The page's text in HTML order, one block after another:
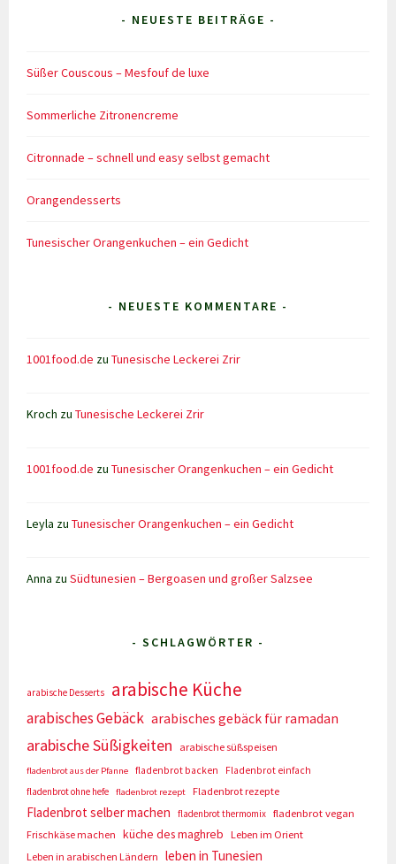
- NEUESTE BEITRÄGE -
Süßer Couscous – Mesfouf de luxe
Sommerliche Zitronencreme
Citronnade – schnell und easy selbst gemacht
Orangendesserts
Tunesischer Orangenkuchen – ein Gedicht
- NEUESTE KOMMENTARE -
1001food.de zuTunesische Leckerei Zrir
Kroch zuTunesische Leckerei Zrir
1001food.de zuTunesischer Orangenkuchen – ein Gedicht
Leyla zuTunesischer Orangenkuchen – ein Gedicht
Anna zuSüdtunesien – Bergoasen und großer Salzsee
- SCHLAGWÖRTER -
arabische Desserts arabische Küche
arabisches Gebäck arabisches gebäck für ramadan
arabische Süßigkeiten arabische süßspeisen
fladenbrot aus der Pfanne fladenbrot backen
Fladenbrot einfach
fladenbrot ohne hefe
fladenbrot rezept Fladenbrot rezepte
Fladenbrot selber machen fladenbrot thermomix fladenbrot vegan
Frischkäse machen
küche des maghreb
Leben im Orient
Leben in arabischen Ländern
leben in Tunesien